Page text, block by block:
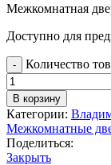
Межкомнатная
Доступно для
Количество
В корзину
Категории:
Межкомнатные
Поделиться:
Закрыть